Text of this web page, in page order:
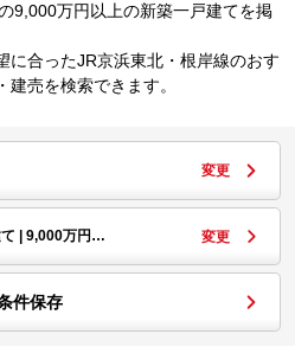
9,000万円以上の新築一戸建てを掲
に合ったJR京浜東北・根岸線のおす
売を検索できます。
変更
| 9,000万円… 変更
件保存